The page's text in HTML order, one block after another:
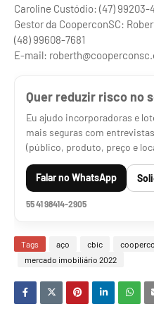
Caroline Custódio: (47) 99203-
Gestor da CooperconSC:
(48) 99608-7681
E-mail:
Quer reduzir risco no
Eu ajudo incorporadoras e
mais seguras com
(público, produto, preço e
Falar no WhatsApp
55 41 98414-2905
Tags aço cbic
mercado imobiliário 2022